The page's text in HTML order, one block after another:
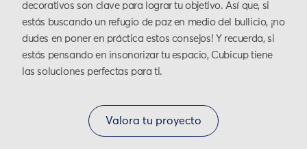
decorativos son clave para lograr tu objetivo. Así que, si
estás buscando un refugio de paz en medio del bullicio, ¡no
dudes en poner en práctica estos consejos! Y recuerda, si
estás pensando en insonorizar tu espacio, Cubicup tiene
las soluciones perfectas para ti.
Valora tu proyecto